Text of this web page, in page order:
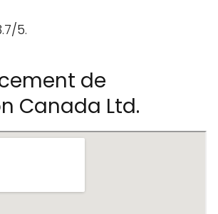
5.
de
Canada Ltd.